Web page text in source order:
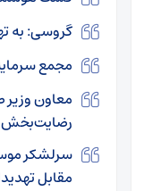
گروسی: به
مجمع
معاون
سرلشکر
مقابل